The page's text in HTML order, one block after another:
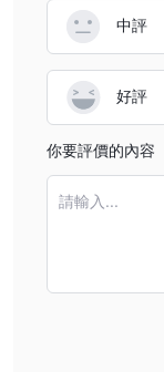
的整體表現。
商品： Topeu提供
和硬商品（如金屬和
交易原油、黃金、咖
加密貨幣： Topeu
者可以交易比特幣、
場 24/7 運行並具有
賬戶類型
獨自的帳戶專為
250 歐元的初始存款
序處理，允許用戶
中評
好評
你要評價的內容
請輸入...